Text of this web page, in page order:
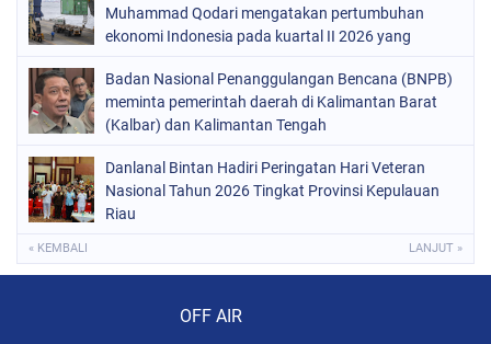
Muhammad Qodari mengatakan pertumbuhan
ekonomi Indonesia pada kuartal II 2026 yang
Badan Nasional Penanggulangan Bencana (BNPB)
meminta pemerintah daerah di Kalimantan Barat
(Kalbar) dan Kalimantan Tengah
Danlanal Bintan Hadiri Peringatan Hari Veteran
Nasional Tahun 2026 Tingkat Provinsi Kepulauan
Riau
« KEMBALI LANJUT »
OFF AIR